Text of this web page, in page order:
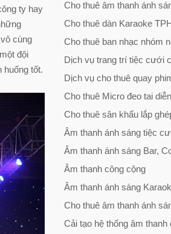
ty hay
cùng
đội
huống tốt.
Cho thuê âm thanh ánh
Cho thuê dàn Karaoke
Cho thuê ban nhạc nhóm
Dịch vụ trang trí tiệc cưới
Dịch vụ cho thuê quay
Cho thuê Micro đeo tai
Cho thuê sân khấu lắp
Âm thanh ánh sáng tiệc
Âm thanh ánh sáng Bar,
Âm thanh công cộng
Âm thanh ánh sáng
Cho thuê âm thanh ánh
Cải tạo hệ thống âm thanh